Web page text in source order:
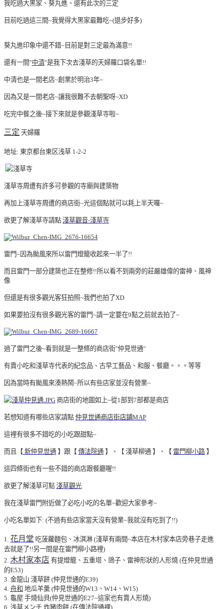
我吃過大黑家、葵丸進、還有此次的三定
目前吃過這三間~我覺得大黑家最難吃~(退步好多)
葵丸進印象中還不錯~目前是對三定最為滿意!!
還有一間"中清"是我下次去淺草的天婦羅口袋名單!!
中清也是一間老店~創業於明治3年~
因為又是一間老店~讓我很難不去朝聖呀~XD
吃完中餐之後~接下來就是參觀淺草寺啦~
三定 天婦羅
地址: 東京都台東区浅草 1-2-2
淺草寺周遭有許多可參觀的寺廟與建築物
再加上淺草寺周遭的商店街~光這個點就可以耗上半天囉~
欲更了解淺草寺請點 淺草觀音-淺草寺
雷門~因為颱風來所以雷門燈籠收起來一半了!!
而且雷門一部分建築也正在整修!!所以看不到兩旁的莊嚴雄偉的雷神、風神
像
但還是有很多觀光客狂拍照~我們也拍了XD
如果要拍沒有很多觀光客的雷門~請一定要在9點之前就去拍了~
過了雷門之後~看到就是一整條的商店街"仲見世通"
有賣小吃和淺草寺代表的紀念品、古早工藝品、和服、餐廳。。。等等
因為當時有颱風來湊熱鬧~所以有些店家並沒有營業~
商店街的地圖如上~從1部到7部都是商店
若想知道有哪些店家請點 仲見世通商店街店鋪MAP
這裡有很多不錯吃的小吃跟甜點~
而且【 新仲見世通 】跟【 傳法院通 】、【 淺草柳通 】、【 雷門柳小路 】
這四條街也有一些不錯的商店跟餐廳喔!!
欲更了解淺草可點 淺草觀光
我在淺草雷門附近做了必吃小吃的名單~歡迎大家參考~
小吃名單如下: (不過有些店家當天沒有營業~我就沒有吃到了!!)
1. 花月堂 吃菠蘿麵包、冰淇淋 (淺草有兩間~本店在木村家本店旁巷子走進
去就是了!!另一間是在雷門柳小路裡)
2. 木村家本店 有提燈籠、五重塔、鴿子、雷神形狀的人形燒 (在仲見世通
的E53)
3. 金龍山 淺草餅 (仲見世通的E39)
4. 舟和 地瓜羊羹 (仲見世通的W13、W14、W15)
5. 龜屋 手燒仙貝(仲見世通的E27~這家也有賣人形燒)
6. 浅草メンチ 炸豬肉餅 (在傳法院通裡)